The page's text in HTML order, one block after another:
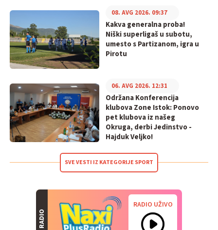
Kakva generalna proba!
Niški superligaš u subotu,
umesto s Partizanom, igra u
Pirotu
08. AVG 2026. 09:37
Održana Konferencija
klubova Zone Istok: Ponovo
pet klubova iz našeg
Okruga, derbi Jedinstvo -
Hajduk Veljko!
06. AVG 2026. 12:31
SVE VESTI IZ KATEGORIJE SPORT
RADIO
RADIO UŽIVO